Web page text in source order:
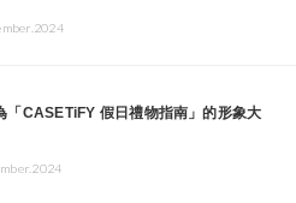
「CASETiFY 假日禮物指南」的形象大